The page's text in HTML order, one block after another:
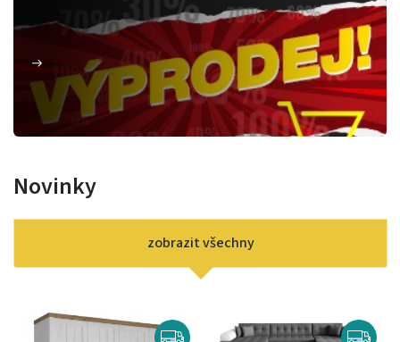
Novinky
zobrazit všechny